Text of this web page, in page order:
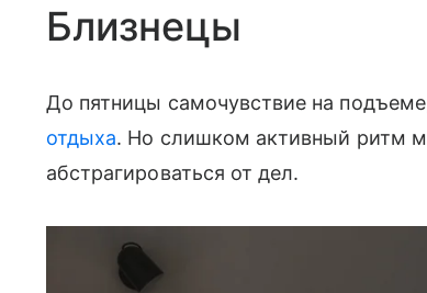
Близнецы
До пятницы самочувствие на
отдыха. Но слишком активный ритм
абстрагироваться от дел.